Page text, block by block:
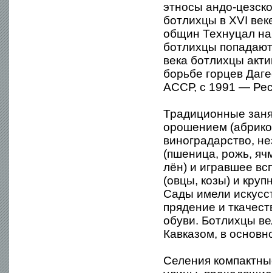
этносы андо-
ботлихцы в XVI
общин Технуцал
ботлихцы
века ботлихцы
борьбе горцев
АССР, с 1991 —
Традиционные
орошением
виноградарство,
(пшеница, рожь,
лён) и игравшее
(овцы, козы) и
Сады имели
прядение и
обуви. Ботлихцы
Кавказом, в
Селения